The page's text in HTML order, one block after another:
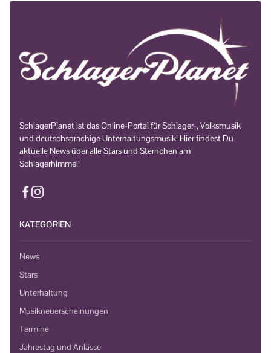
SchlagerPlanet ist das Online-Portal für Schlager-, Volksmusik
und deutschsprachige Unterhaltungsmusik! Hier findest Du
aktuelle News über alle Stars und Sternchen am
Schlagerhimmel!
KATEGORIEN
News
Stars
Unterhaltung
Musikneuerscheinungen
Termine
Jahrestag und Anlässe